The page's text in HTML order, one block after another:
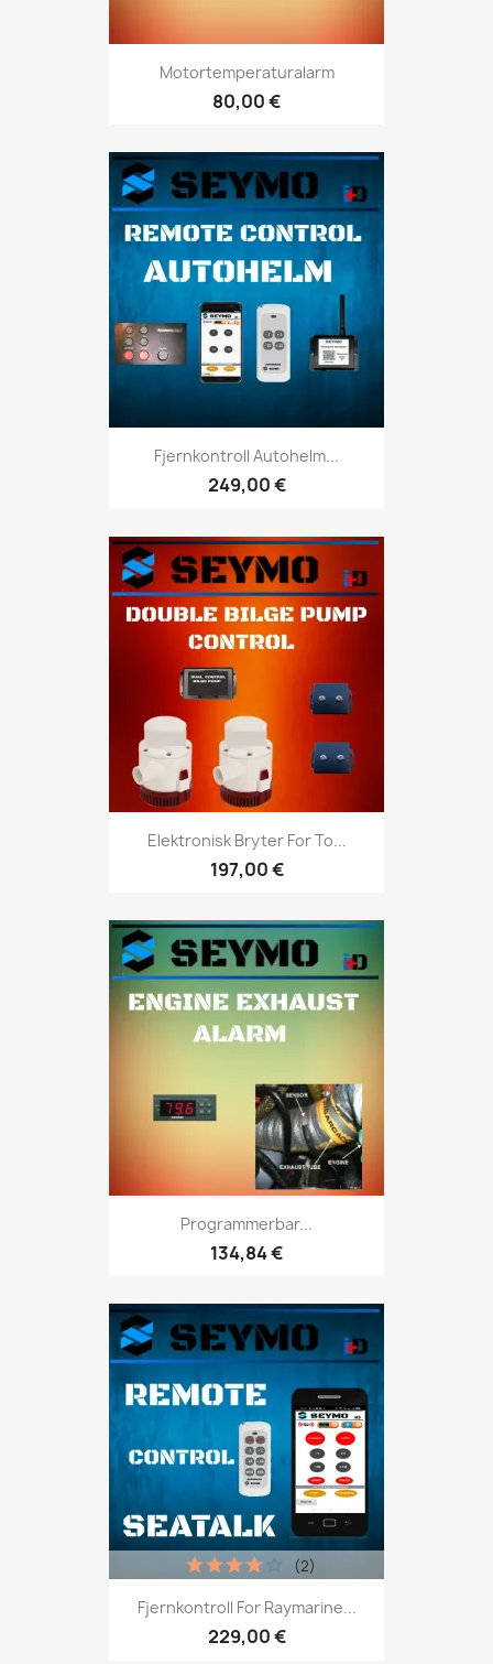
Motortemperaturalarm
80,00 €
Fjernkontroll Autohelm...
249,00 €
Elektronisk Bryter For To...
197,00 €
Programmerbar...
134,84 €
Fjernkontroll For Raymarine...
229,00 €
(2)